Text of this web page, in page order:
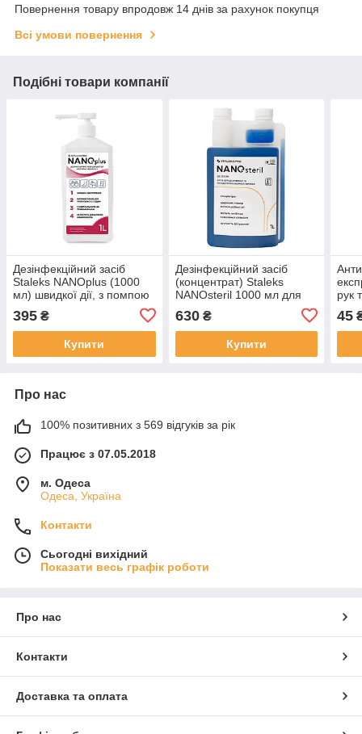
Повернення товару впродовж 14 днів за рахунок покупця
Всі умови повернення
Подібні товари компанії
Дезінфекційний засіб
Staleks NANOplus (1000
мл) швидкої дії, з помпою
395 ₴
Купити
Дезінфекційний засіб
(концентрат) Staleks
NANOsteril 1000 мл для
дезінфекції манікюрних і
косметологічних
інструментів
630₴
Купити
рук
45
Про нас
100% позитивних з 569 відгуків за рік
Працює з 07.05.2018
м. Одеса
Одеса, Україна
Контакти
Сьогодні вихідний
Показати весь графік роботи
Про нас
Контакти
Доставка та оплата